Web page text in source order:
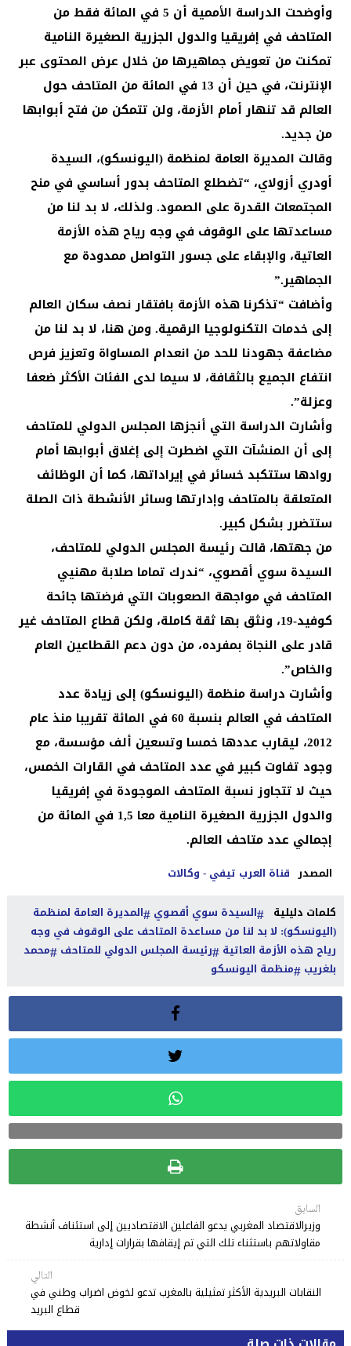
وأوضحت الدراسة الأممية أن 5 في المائة فقط من
المتاحف في إفريقيا والدول الجزرية الصغيرة النامية
تمكنت من تعويض جماهيرها من خلال عرض المحتوى عبر
الإنترنت، في حين أن 13 في المائة من المتاحف حول
العالم قد تنهار أمام الأزمة، ولن تتمكن من فتح أبوابها
من جديد.
وقالت المديرة العامة لمنظمة (اليونسكو)، السيدة
أودري أزولاي، “تضطلع المتاحف بدور أساسي في منح
المجتمعات القدرة على الصمود. ولذلك، لا بد لنا من
مساعدتها على الوقوف في وجه رياح هذه الأزمة
العاتية، والإبقاء على جسور التواصل ممدودة مع
الجماهير.”
وأضافت “تذكرنا هذه الأزمة بافتقار نصف سكان العالم
إلى خدمات التكنولوجيا الرقمية. ومن هنا، لا بد لنا من
مضاعفة جهودنا للحد من انعدام المساواة وتعزيز فرص
انتفاع الجميع بالثقافة، لا سيما لدى الفئات الأكثر ضعفا
وعزلة”.
وأشارت الدراسة التي أنجزها المجلس الدولي للمتاحف
إلى أن المنشآت التي اضطرت إلى إغلاق أبوابها أمام
روادها ستتكبد خسائر في إيراداتها، كما أن الوظائف
المتعلقة بالمتاحف وإدارتها وسائر الأنشطة ذات الصلة
ستتضرر بشكل كبير.
من جهتها، قالت رئيسة المجلس الدولي للمتاحف،
السيدة سوي أقصوي، “ندرك تماما صلابة مهنيي
المتاحف في مواجهة الصعوبات التي فرضتها جائحة
كوفيد-19، ونثق بها ثقة كاملة، ولكن قطاع المتاحف غير
قادر على النجاة بمفرده، من دون دعم القطاعين العام
والخاص”.
وأشارت دراسة منظمة (اليونسكو) إلى زيادة عدد
المتاحف في العالم بنسبة 60 في المائة تقريبا منذ عام
2012، ليقارب عددها خمسا وتسعين ألف مؤسسة، مع
وجود تفاوت كبير في عدد المتاحف في القارات الخمس،
حيث لا تتجاوز نسبة المتاحف الموجودة في إفريقيا
والدول الجزرية الصغيرة النامية معا 1,5 في المائة من
إجمالي عدد متاحف العالم.
المصدر قناة العرب تيفي - وكالات
كلمات دليلية
السيدة سوي أقصوي المديرة العامة لمنظمة
(اليونسكو): لا بد لنا من مساعدة المتاحف على الوقوف في وجه
رياح هذه الأزمة العاتية رئيسة المجلس الدولي للمتاحف محمد
بلغريب منظمة اليونسكو
السابق
وزيرالاقتصاد المغربي يدعو الفاعلين الاقتصاديين إلى استئناف أنشطة
مقاولاتهم باستثناء تلك التي تم إيقافها بقرارات إدارية
التالي
النقابات البريدية الأكثر تمثيلية بالمغرب تدعو لخوض اضراب وطني في
قطاع البريد